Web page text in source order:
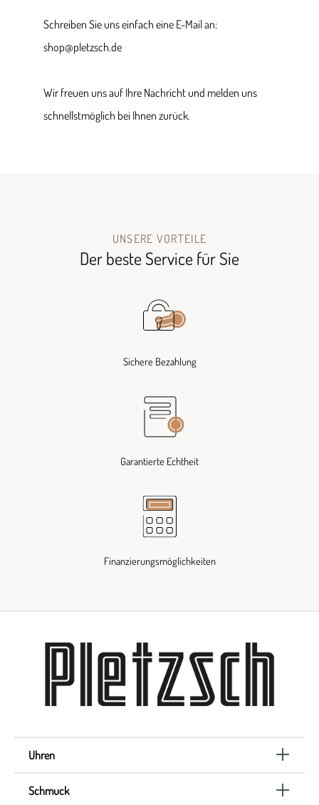
Schreiben Sie uns einfach eine E-Mail an:
shop@pletzsch.de
Wir freuen uns auf Ihre Nachricht und melden uns
schnellstmöglich bei Ihnen zurück.
UNSERE VORTEILE
Der beste Service für Sie
Sichere Bezahlung
Garantierte Echtheit
Finanzierungsmöglichkeiten
Uhren
Schmuck